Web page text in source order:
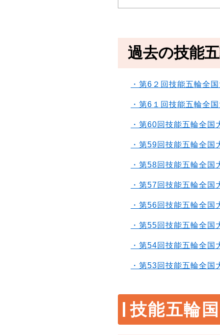
過去の技能
・第6２回技能五輪全
・第6１回技能五輪全
・第60回技能五輪全国
・第59回技能五輪全国
・第58回技能五輪全国
・第57回技能五輪全国
・第56回技能五輪全国
・第55回技能五輪全国
・第54回技能五輪全国
・第53回技能五輪全国
技能五輪